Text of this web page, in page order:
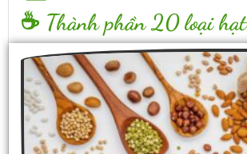
☕ Thành phần 20 loại hạt